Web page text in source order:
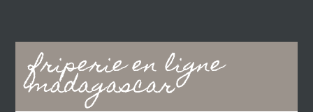
friperie en ligne
madagascar
Main
navigation